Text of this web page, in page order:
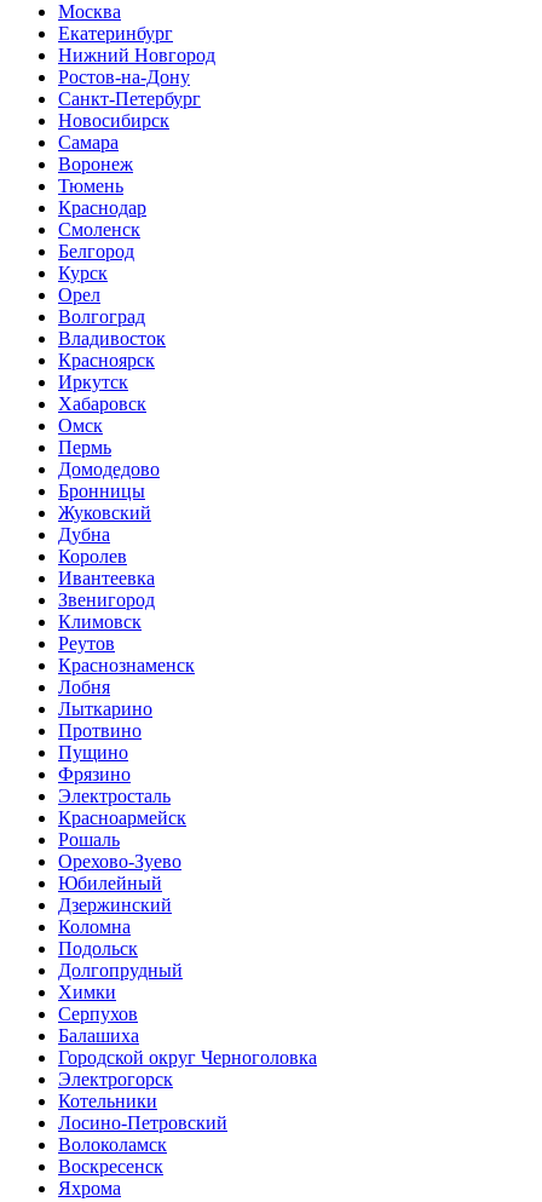
Москва
Екатеринбург
Нижний Новгород
Ростов-на-Дону
Санкт-Петербург
Новосибирск
Самара
Воронеж
Тюмень
Краснодар
Смоленск
Белгород
Курск
Орел
Волгоград
Владивосток
Красноярск
Иркутск
Хабаровск
Омск
Пермь
Домодедово
Бронницы
Жуковский
Дубна
Королев
Ивантеевка
Звенигород
Климовск
Реутов
Краснознаменск
Лобня
Лыткарино
Протвино
Пущино
Фрязино
Электросталь
Красноармейск
Рошаль
Орехово-Зуево
Юбилейный
Дзержинский
Коломна
Подольск
Долгопрудный
Химки
Серпухов
Балашиха
Городской округ Черноголовка
Электрогорск
Котельники
Лосино-Петровский
Волоколамск
Воскресенск
Яхрома